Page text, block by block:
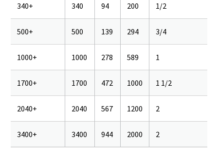
340+ 340 94 200 1/2
500+ 500 139 294 3/4
1000+ 1000 278 589 1
1700+ 1700 472 1000 1 1/2
2040+ 2040 567 1200 2
3400+ 3400 944 2000 2